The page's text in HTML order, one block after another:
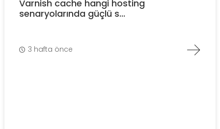
Varnish cache hangi hosting
senaryolarında güçlü s...
3 hafta önce